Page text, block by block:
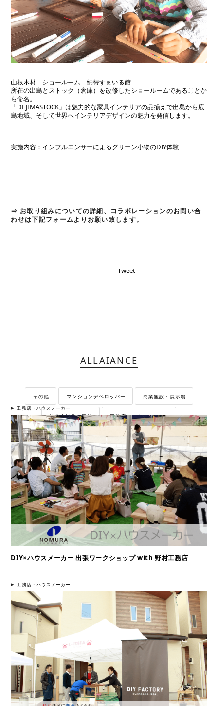
山根木材 ショールーム 納得すまいる館
所在の出島とストック（倉庫）を改修したショールームであることか
ら命名。
「DEJIMASTOCK」は魅力的な家具インテリアの品揃えで出島から広
島地域、そして世界へインテリアデザインの魅力を発信します。
実施内容：インフルエンサーによるグリーン小物のDIY体験
⇒ お取り組みについての詳細、コラボレーションのお問い合
わせは下記フォームよりお願い致します。
Tweet
ALLAIANCE
その他 マンションデベロッパー 商業施設・展示場
地方自治体・団体 工務店・ハウスメーカー
工務店・ハウスメーカー
DIY×ハウスメーカー 出張ワークショップ with 野村工務店
工務店・ハウスメーカー